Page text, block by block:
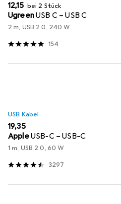
EUR
12,15 bei 2 Stück
UgreenUSB C – USB C
2 m, USB 2.0, 240 W
154
USB Kabel
EUR
19,35
AppleUSB-C – USB-C
1 m, USB 2.0, 60 W
3297